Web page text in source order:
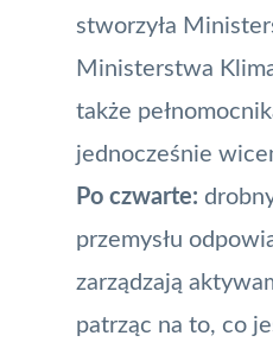
stworzyła
Ministerstwa
także
jednocześnie
Po czwarte:
przemysłu
zarządzają
patrząc na to, co